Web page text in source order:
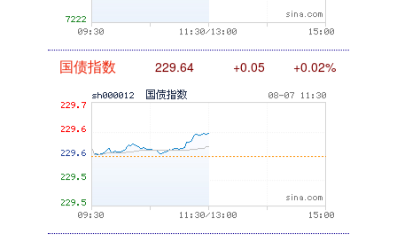
国债指数 229.64 +0.05 +0.02%